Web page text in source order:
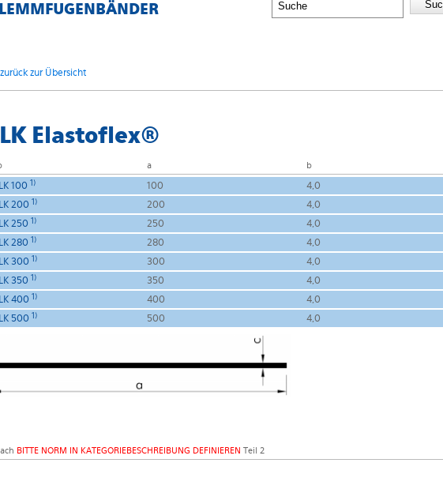
zur Übersicht
Elastoflex®
a b
100 1) 100
4,0
200 1) 200
4,0
250 1) 250
4,0
280 1) 280
4,0
300 1) 300
4,0
350 1) 350
4,0
400 1) 400
4,0
500 1) 500 4,0
BITTE NORM IN KATEGORIEBESCHREIBUNG DEFINIEREN Teil 2